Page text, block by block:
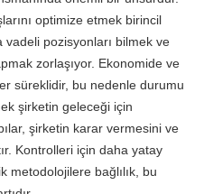
optimize etmek birincil
vadeli pozisyonları bilmek ve
zorlaşıyor. Ekonomide ve
süreklidir, bu nedenle durumu
şirketin geleceği için
şirketin karar vermesini ve
Kontrolleri için daha yatay
metodolojilere bağlılık, bu